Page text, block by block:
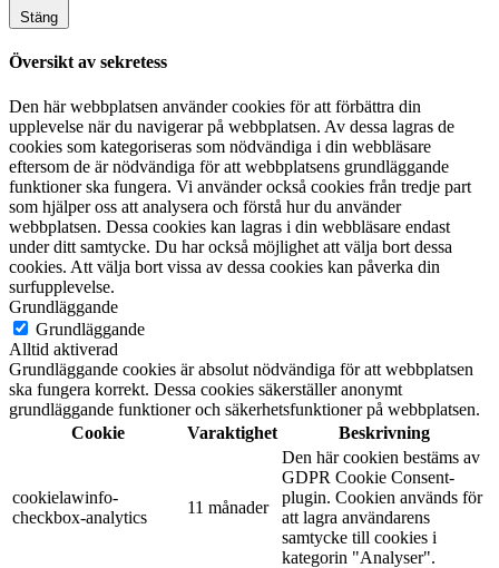
Stäng
Översikt av sekretess
Den här webbplatsen använder cookies för att förbättra din
upplevelse när du navigerar på webbplatsen. Av dessa lagras de
cookies som kategoriseras som nödvändiga i din webbläsare
eftersom de är nödvändiga för att webbplatsens grundläggande
funktioner ska fungera. Vi använder också cookies från tredje part
som hjälper oss att analysera och förstå hur du använder
webbplatsen. Dessa cookies kan lagras i din webbläsare endast
under ditt samtycke. Du har också möjlighet att välja bort dessa
cookies. Att välja bort vissa av dessa cookies kan påverka din
surfupplevelse.
Grundläggande
Grundläggande
Alltid aktiverad
Grundläggande cookies är absolut nödvändiga för att webbplatsen
ska fungera korrekt. Dessa cookies säkerställer anonymt
grundläggande funktioner och säkerhetsfunktioner på webbplatsen.
Cookie
Varaktighet Beskrivning
cookielawinfo-
checkbox-analytics
11 månader
Den här cookien bestäms av
GDPR Cookie Consent-
plugin. Cookien används för
att lagra användarens
samtycke till cookies i
kategorin "Analyser".